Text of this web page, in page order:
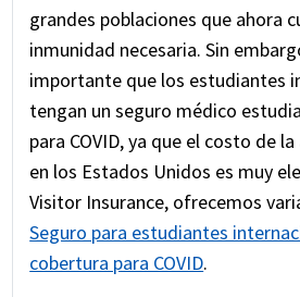
grandes poblaciones que ahora
inmunidad necesaria. Sin
importante que los estudiantes
tengan un seguro médico
para COVID, ya que el costo de
en los Estados Unidos es muy
Visitor Insurance, ofrecemos
Seguro para estudiantes
cobertura para COVID.